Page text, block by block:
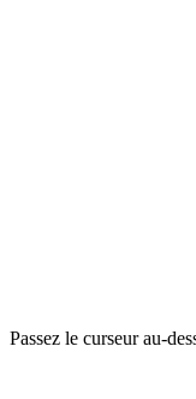
Passez le curseur au-